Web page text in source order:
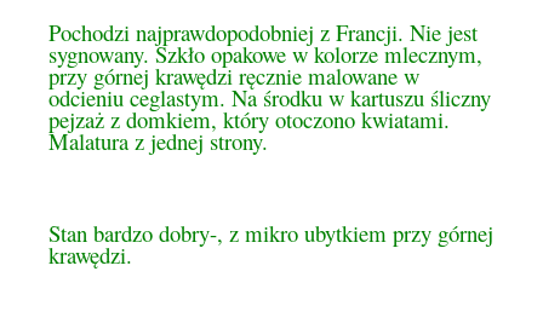
Pochodzi najprawdopodobniej z Francji. Nie jest
sygnowany. Szkło opakowe w kolorze mlecznym,
przy górnej krawędzi ręcznie malowane w
odcieniu ceglastym. Na środku w kartuszu śliczny
pejzaż z domkiem, który otoczono kwiatami.
Malatura z jednej strony.
Stan bardzo dobry-, z mikro ubytkiem przy górnej
krawędzi.